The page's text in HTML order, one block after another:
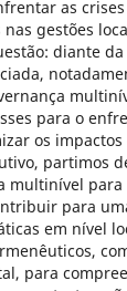
as
gestões
diante
para o
os impactos
partimos
multinível
para
em nível
para